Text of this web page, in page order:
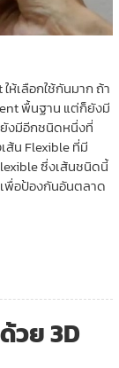
ห้เลือกใช้กันมาก ถ้า
พื้นฐาน แต่ก็ยังมี
ยังมีอีกชนิดหนึ่งที่
ส้น Flexible ที่มี
ซึ่งเส้นชนิดนี้
พื่อป้องกันอันตลาด
วย 3D